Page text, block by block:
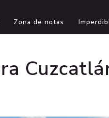
Zona de notas